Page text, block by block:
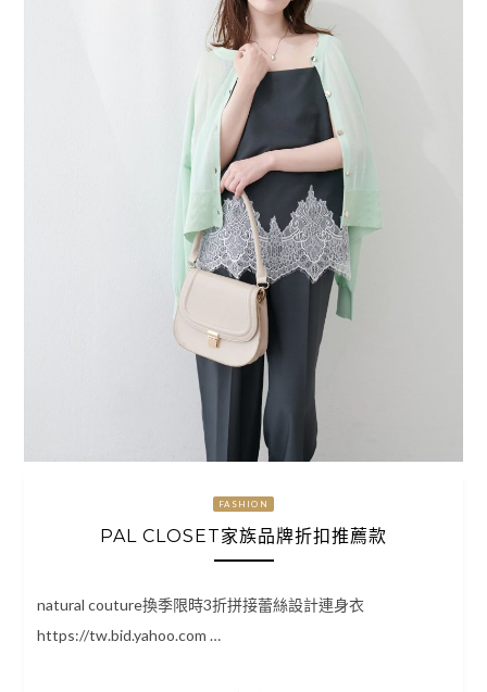
FASHION
PAL CLOSET家族品牌折扣推薦款
natural couture換季限時3折拼接蕾絲設計連身衣
https://tw.bid.yahoo.com …